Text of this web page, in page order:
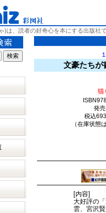
)は、読者の好奇心を本にする出版社で
文豪たち
猫
発
税込
（在庫状態
[内容]
大好評の
雲、宮沢